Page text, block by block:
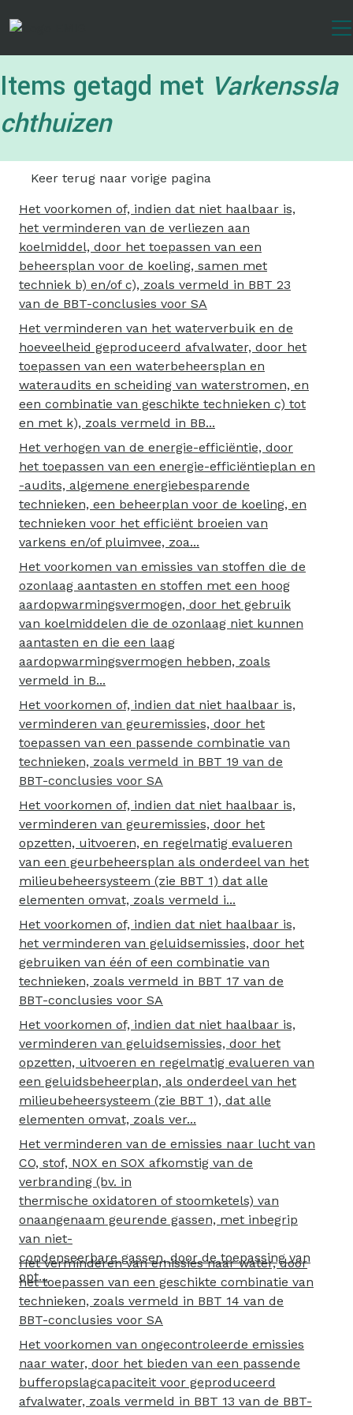
inhoud
Items getagd met Varkenssla
chthuizen
Keer terug naar vorige pagina
Het voorkomen of, indien dat niet haalbaar is,
het verminderen van de verliezen aan
koelmiddel, door het toepassen van een
beheersplan voor de koeling, samen met
techniek b) en/of c), zoals vermeld in BBT 23
van de BBT-conclusies voor SA
Het verminderen van het waterverbuik en de
hoeveelheid geproduceerd afvalwater, door het
toepassen van een waterbeheersplan en
wateraudits en scheiding van waterstromen, en
een combinatie van geschikte technieken c) tot
en met k), zoals vermeld in BB...
Het verhogen van de energie-efficiëntie, door
het toepassen van een energie-efficiëntieplan en
-audits, algemene energiebesparende
technieken, een beheerplan voor de koeling, en
technieken voor het efficiënt broeien van
varkens en/of pluimvee, zoa...
Het voorkomen van emissies van stoffen die de
ozonlaag aantasten en stoffen met een hoog
aardopwarmingsvermogen, door het gebruik
van koelmiddelen die de ozonlaag niet kunnen
aantasten en die een laag
aardopwarmingsvermogen hebben, zoals
vermeld in B...
Het voorkomen of, indien dat niet haalbaar is,
verminderen van geuremissies, door het
toepassen van een passende combinatie van
technieken, zoals vermeld in BBT 19 van de
BBT-conclusies voor SA
Het voorkomen of, indien dat niet haalbaar is,
verminderen van geuremissies, door het
opzetten, uitvoeren, en regelmatig evalueren
van een geurbeheersplan als onderdeel van het
milieubeheersysteem (zie BBT 1) dat alle
elementen omvat, zoals vermeld i...
Het voorkomen of, indien dat niet haalbaar is,
het verminderen van geluidsemissies, door het
gebruiken van één of een combinatie van
technieken, zoals vermeld in BBT 17 van de
BBT-conclusies voor SA
Het voorkomen of, indien dat niet haalbaar is,
verminderen van geluidsemissies, door het
opzetten, uitvoeren en regelmatig evalueren van
een geluidsbeheerplan, als onderdeel van het
milieubeheersysteem (zie BBT 1), dat alle
elementen omvat, zoals ver...
Het verminderen van de emissies naar lucht van
CO, stof, NOX en SOX afkomstig van de
verbranding (bv. in
thermische oxidatoren of stoomketels) van
onaangenaam geurende gassen, met inbegrip
van niet-
condenseerbare gassen, door de toepassing van
opt...
Het verminderen van emissies naar water, door
het toepassen van een geschikte combinatie van
technieken, zoals vermeld in BBT 14 van de
BBT-conclusies voor SA
Het voorkomen van ongecontroleerde emissies
naar water, door het bieden van een passende
bufferopslagcapaciteit voor geproduceerd
afvalwater, zoals vermeld in BBT 13 van de BBT-